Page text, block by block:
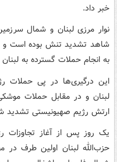
خبر داد.
نوار مرزی لبنان و شمال
شاهد تشدید تنش بوده‌ است و
به انجام حملات گسترده به لبنان
این درگیری‌ها در پی حملات
لبنان و در مقابل حملات
ارتش رژیم صهیونیستی تشدید
یک روز پس از آغاز تجاوزات
حزب‌الله لبنان اولین طرف در